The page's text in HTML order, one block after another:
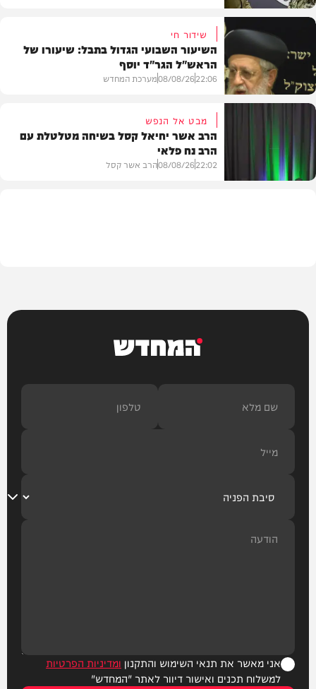
חדשות
וידאו
שידור חי
השיעור השבועי הגדול בתבל: שיעורו של
הראש"ל הגר"ד יוסף
22:06
08/08/26מערכת המחדש
מבט אל הנפש
הרב אשר יחיאל קסל בשיחה מטלטלת עם
הרב נח פלאי
22:02
08/08/26הרב אשר קסל
המחדש
אני מאשר את תנאי השימוש והתקנון ומדיניות הפרטיות
למשלוח תכנים ואישור דיוור לאתר "המחדש"